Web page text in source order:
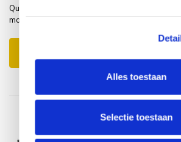
Alles toestaan
Selectie toestaan
Queens hoek loungeset 5 delig grijs wicker +
montagelevering